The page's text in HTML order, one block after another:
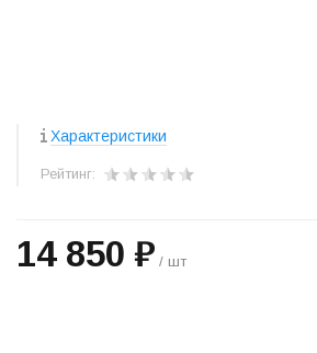
Характеристики
Рейтинг:
14 850 ₽ / шт